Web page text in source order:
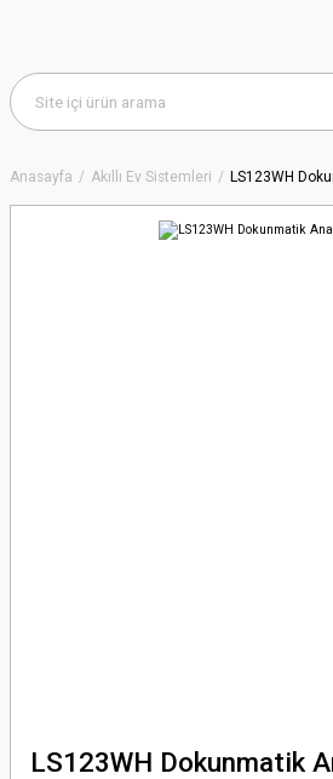
Anasayfa Akıllı Ev Sistemleri LS123WH
LS123WH Dokunmatik